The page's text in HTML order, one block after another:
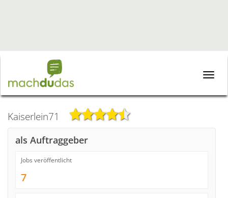
Toggle
Kaiserlein71
als Auftraggeber
Jobs veröffentlicht
7